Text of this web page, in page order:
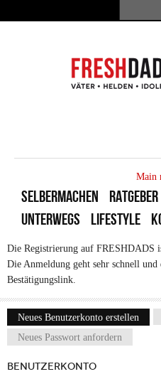
Main
SELBERMACHEN RATGEBER
UNTERWEGS
LIFESTYLE
Die Registrierung auf FRESHDADS
Die Anmeldung geht sehr schnell
Bestätigungslink.
Haupt-Reiter
Neues Benutzerkonto erstellen
Neues Passwort anfordern
BENUTZERKONTO